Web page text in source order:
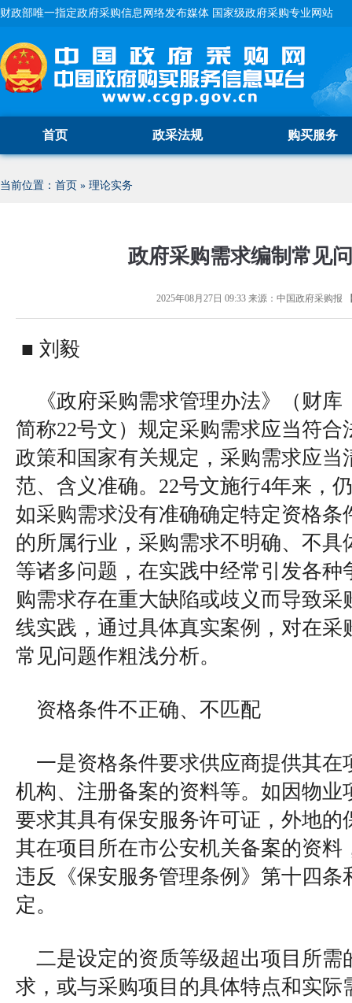
财政部唯一指定政府采购信息网络发布媒体 国家级政府采购专业网站
首页 政采法规 购买服务
当前位置： 首页 » 理论实务
政府采购需求编制常见
2025年08月27日 09:33来源： 中国政府采购报
■ 刘毅
《政府采购需求管理办法》（财库
简称22号文）规定采购需求应当符
政策和国家有关规定，采购需求应当
范、含义准确。22号文施行4年来，
如采购需求没有准确确定特定资格条
的所属行业，采购需求不明确、不具
等诸多问题，在实践中经常引发各种
购需求存在重大缺陷或歧义而导致采
线实践，通过具体真实案例，对在采
常见问题作粗浅分析。
资格条件不正确、不匹配
一是资格条件要求供应商提供其在
机构、注册备案的资料等。如因物业
要求其具有保安服务许可证，外地的
其在项目所在市公安机关备案的资料
违反《保安服务管理条例》第十四条
定。
二是设定的资质等级超出项目所需
求，或与采购项目的具体特点和实际